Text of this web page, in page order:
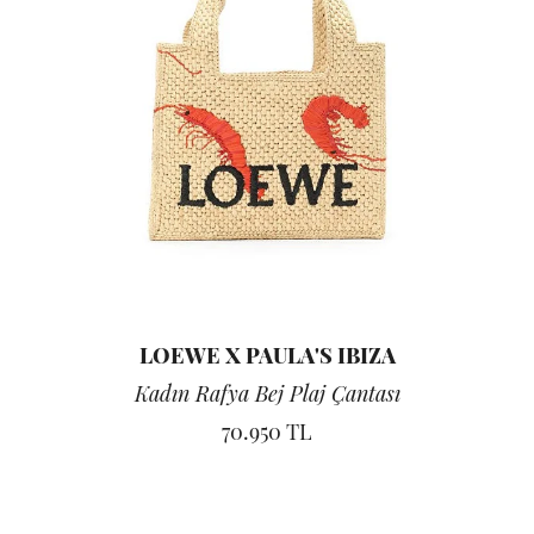
LOEWE X PAULA'S IBIZA
Kadın Rafya Bej Plaj Çantası
70.950 TL